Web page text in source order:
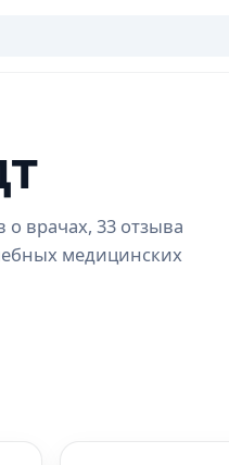
врачах, 33 отзыва
медицинских